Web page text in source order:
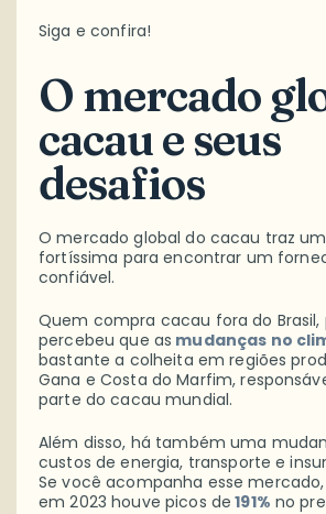
Siga e confira!
O mercado
cacau e seus
desafios
O mercado global do cacau traz
fortíssima para encontrar um
confiável.
Quem compra cacau fora do Brasil,
percebeu que as mudanças no
bastante a colheita em regiões
Gana e Costa do Marfim,
parte do cacau mundial.
Além disso, há também uma
custos de energia, transporte e
Se você acompanha esse
em 2023 houve picos de 191% no